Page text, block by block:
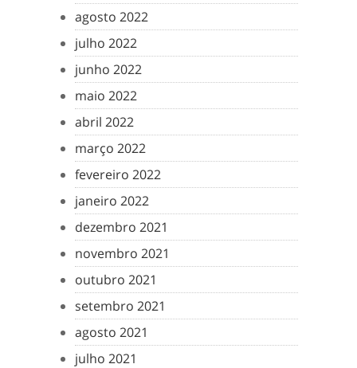
agosto 2022
julho 2022
junho 2022
maio 2022
abril 2022
março 2022
fevereiro 2022
janeiro 2022
dezembro 2021
novembro 2021
outubro 2021
setembro 2021
agosto 2021
julho 2021